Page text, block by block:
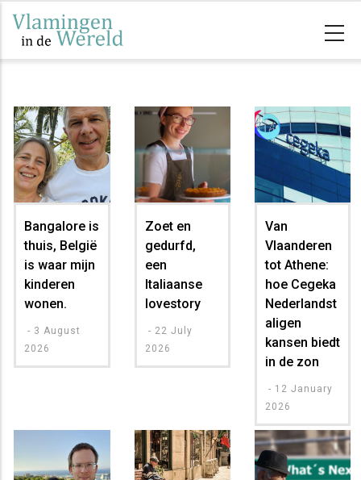
Skip
main
Bangalore is
thuis, België
is waar mijn
kinderen
wonen.
- 3 August
2026
Zoet en
gedurfd,
een
Italiaanse
lovestory
- 22 July
2026
Van
Vlaanderen
tot Athene:
hoe Cegeka
Nederlandst
aligen
kansen biedt
in de zon
- 12 January
2026